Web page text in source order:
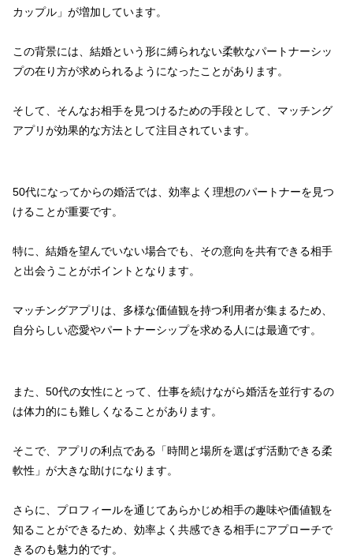
カップル」が増加しています。
この背景には、結婚という形に縛られない柔軟なパートナーシッ
プの在り方が求められるようになったことがあります。
そして、そんなお相手を見つけるための手段として、マッチング
アプリが効果的な方法として注目されています。
50代になってからの婚活では、効率よく理想のパートナーを見つ
けることが重要です。
特に、結婚を望んでいない場合でも、その意向を共有できる相手
と出会うことがポイントとなります。
マッチングアプリは、多様な価値観を持つ利用者が集まるため、
自分らしい恋愛やパートナーシップを求める人には最適です。
また、50代の女性にとって、仕事を続けながら婚活を並行するの
は体力的にも難しくなることがあります。
そこで、アプリの利点である「時間と場所を選ばず活動できる柔
軟性」が大きな助けになります。
さらに、プロフィールを通じてあらかじめ相手の趣味や価値観を
知ることができるため、効率よく共感できる相手にアプローチで
きるのも魅力的です。